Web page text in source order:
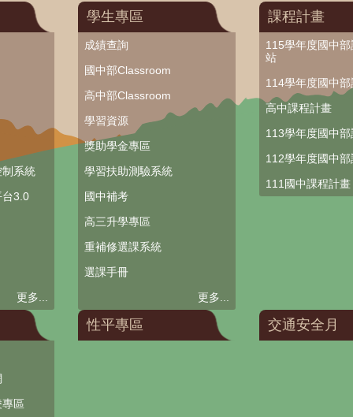
系統
台3.0
更多...
學生專區
成績查詢
國中部Classroom
高中部Classroom
學習資源
獎助學金專區
學習扶助測驗系統
國中補考
高三升學專區
重補修選課系統
選課手冊
更多...
課程計畫
115學年度國中
站
114學年度國中
高中課程計畫
113學年度國中
112學年度國中
111國中課程計畫
區
性平專區 交通安全月